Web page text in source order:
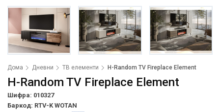
Дома Дневни ТВ елементи H-Random TV Fireplace Element
H-Random TV Fireplace Element
Шифра: 010327
Баркод: RTV-K WOTAN